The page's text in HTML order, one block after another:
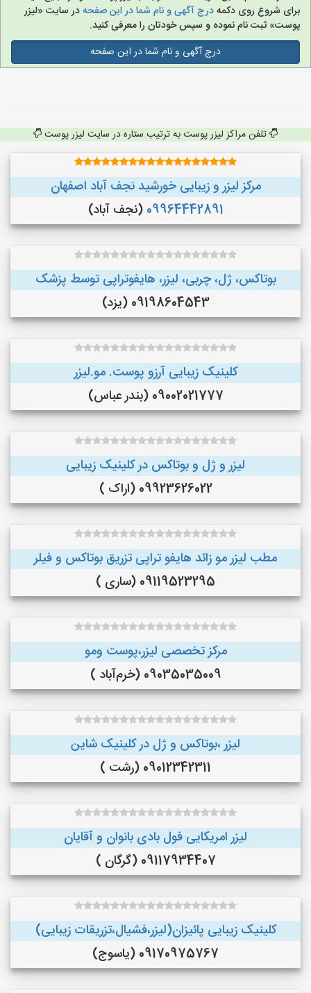
برای شروع روی دکمهدرج آگهی و نام شما در این صفحهدر سایت «لیزر
پوست» ثبت نام نموده و سپس خودتان را معرفی کنید.
درج آگهی و نام شما در این صفحه
تلفن مراکز لیزر پوست به ترتیب ستاره در سایت لیزر پوست
مرکز لیزر و زیبایی خورشید نجف آباد اصفهان
09964442891 (نجف‌ آباد)
بوتاکس، ژل، چربی، لیزر، هایفوتراپی توسط پزشک
09198604543 (یزد)
کلینیک زیبایی آرزو پوست. مو.لیزر
09002021777 (بندر عباس)
لیزر و ژل و بوتاکس در کلینیک زیبایی
09923626022 (اراک )
مطب لیزر مو زائد هایفو تراپی تزریق بوتاکس و فیلر
09119523295 (ساری )
مرکز تخصصی لیزر،پوست و‌مو
09035035009 (خرم‌آباد )
لیزر ،بوتاکس و ژل در کلینیک شاین
09012342311 (رشت )
لیزر امریکایی فول بادی بانوان و آقایان
09117934407 (گرگان )
کلینیک زیبایی پائیزان(لیزر،فشیال،تزریقات زیبایی)
09170975767 (یاسوج)